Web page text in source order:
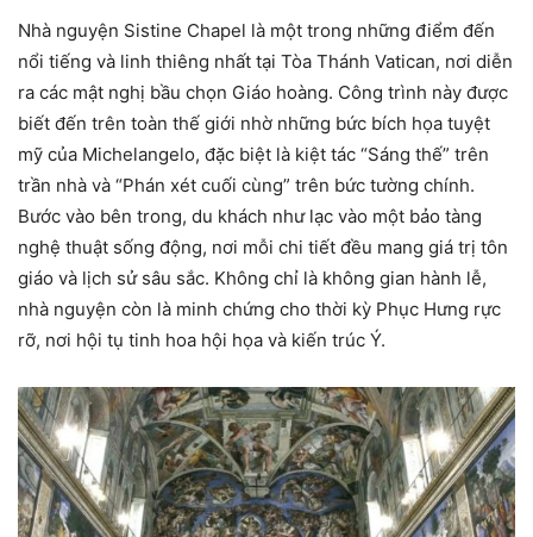
Nhà nguyện Sistine Chapel là một trong những điểm đến
nổi tiếng và linh thiêng nhất tại Tòa Thánh Vatican, nơi diễn
ra các mật nghị bầu chọn Giáo hoàng. Công trình này được
biết đến trên toàn thế giới nhờ những bức bích họa tuyệt
mỹ của Michelangelo, đặc biệt là kiệt tác “Sáng thế” trên
trần nhà và “Phán xét cuối cùng” trên bức tường chính.
Bước vào bên trong, du khách như lạc vào một bảo tàng
nghệ thuật sống động, nơi mỗi chi tiết đều mang giá trị tôn
giáo và lịch sử sâu sắc. Không chỉ là không gian hành lễ,
nhà nguyện còn là minh chứng cho thời kỳ Phục Hưng rực
rỡ, nơi hội tụ tinh hoa hội họa và kiến trúc Ý.